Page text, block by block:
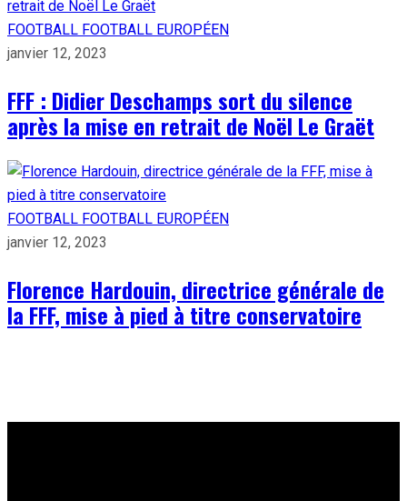
FOOTBALL FOOTBALL EUROPÉEN
janvier 12, 2023
FFF : Didier Deschamps sort du silence
après la mise en retrait de Noël Le Graët
FOOTBALL FOOTBALL EUROPÉEN
janvier 12, 2023
Florence Hardouin, directrice générale de
la FFF, mise à pied à titre conservatoire